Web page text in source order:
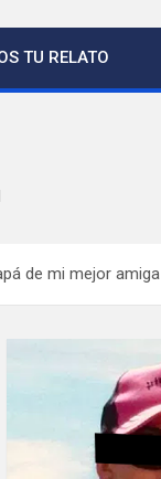
TU RELATO
de mi mejor amiga